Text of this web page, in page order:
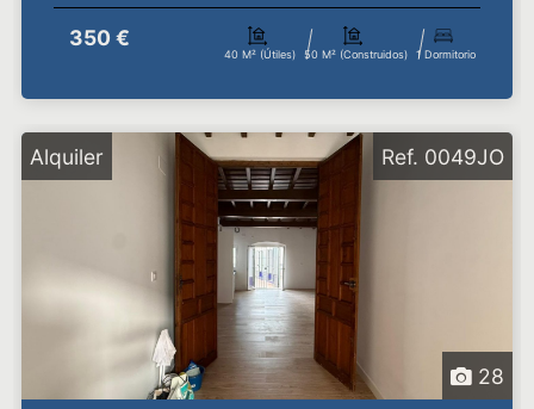
350 €
40 M² (útiles) 50 M² (construidos) 1 Dormitorio
Alquiler
28
Ref. 0049JO